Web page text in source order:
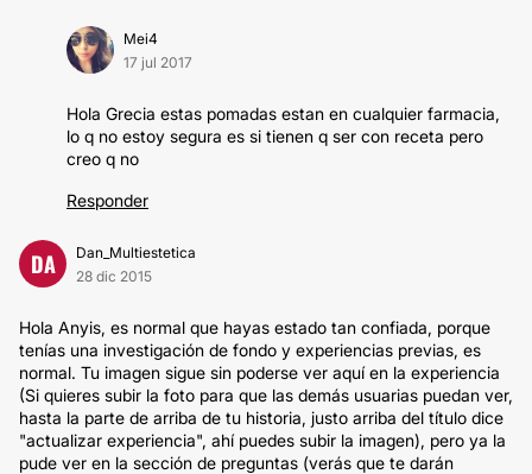
Mei4
17 jul 2017
Hola Grecia estas pomadas estan en cualquier farmacia,
lo q no estoy segura es si tienen q ser con receta pero
creo q no
Responder
DA
Dan_Multiestetica
28 dic 2015
Hola Anyis, es normal que hayas estado tan confiada, porque
tenías una investigación de fondo y experiencias previas, es
normal. Tu imagen sigue sin poderse ver aquí en la experiencia
(Si quieres subir la foto para que las demás usuarias puedan ver,
hasta la parte de arriba de tu historia, justo arriba del título dice
"actualizar experiencia", ahí puedes subir la imagen), pero ya la
pude ver en la sección de preguntas (verás que te darán